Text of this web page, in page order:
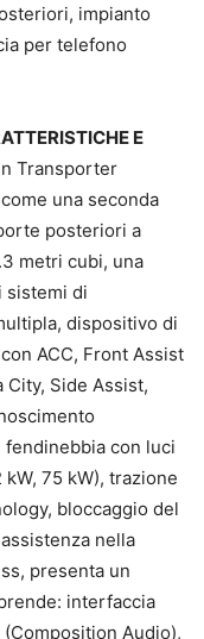
impianto
per telefono
E
Transporter
una seconda
posteriori a
metri cubi, una
sistemi di
dispositivo di
ACC, Front Assist
Side Assist,
fendinebbia con luci
75 kW), trazione
bloccaggio del
nella
presenta un
interfaccia
Audio),